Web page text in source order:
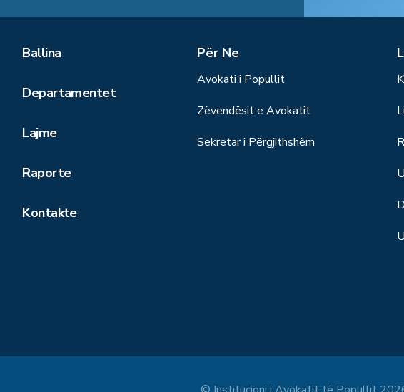
Ballina
Departamentet
Lajme
Raporte
Kontakte
Për Ne
Avokati i Popullit
Zëvendësit e Avokatit
Sekretar i Përgjithshëm